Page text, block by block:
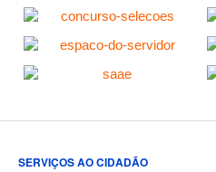
SERVIÇOS AO CIDADÃO